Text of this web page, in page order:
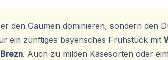
den Gaumen dominieren, sondern den
ein zünftiges bayerisches Frühstück mit
. Auch zu milden Käsesorten oder